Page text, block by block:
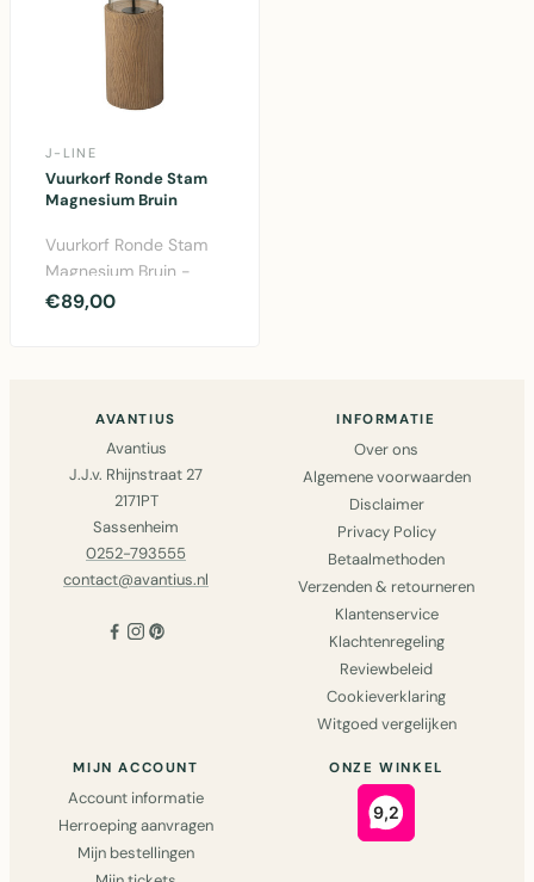
J-LINE
Vuurkorf Ronde Stam
Magnesium Bruin
Vuurkorf Ronde Stam
Magnesium Bruin -
compacte vuurkorf
€89,00
AVANTIUS
Avantius
J.J.v. Rhijnstraat 27
2171PT
Sassenheim
0252-793555
contact@avantius.nl
INFORMATIE
Over ons
Algemene voorwaarden
Disclaimer
Privacy Policy
Betaalmethoden
Verzenden & retourneren
Klantenservice
Klachtenregeling
Reviewbeleid
Cookieverklaring
Witgoed vergelijken
MIJN ACCOUNT
Account informatie
Herroeping aanvragen
Mijn bestellingen
ONZE WINKEL